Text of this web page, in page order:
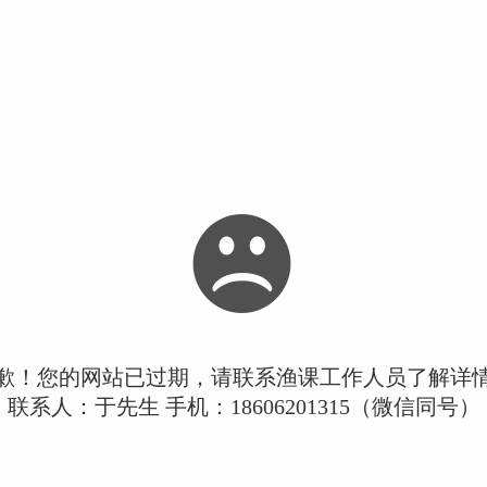
！您的网站已过期，请联系渔课工作人员了解详
联系人：于先生 手机：18606201315（微信同号）